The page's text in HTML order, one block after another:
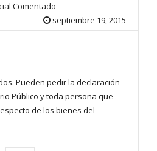
Comentado
septiembre 19, 2015
Pueden pedir la declaración
Público y toda persona que
de los bienes del